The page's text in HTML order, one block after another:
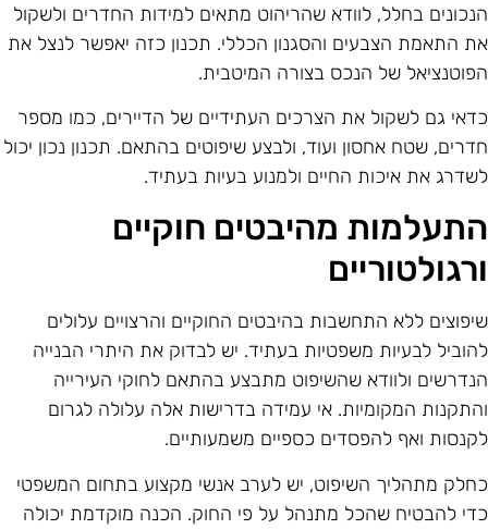
בחלל, לוודא שהריהוט מתאים למידות החדרים ולשקול
התאמת הצבעים והסגנון הכללי. תכנון כזה יאפשר לנצל את
של הנכס בצורה המיטבית.
גם לשקול את הצרכים העתידיים של הדיירים, כמו מספר
שטח אחסון ועוד, ולבצע שיפוטים בהתאם. תכנון נכון יכול
את איכות החיים ולמנוע בעיות בעתיד.
מהיבטים חוקיים
ללא התחשבות בהיבטים החוקיים והרצויים עלולים
לבעיות משפטיות בעתיד. יש לבדוק את היתרי הבנייה
ולוודא שהשיפוט מתבצע בהתאם לחוקי העירייה
המקומיות. אי עמידה בדרישות אלה עלולה לגרום
ואף להפסדים כספיים משמעותיים.
מתהליך השיפוט, יש לערב אנשי מקצוע בתחום המשפטי
להבטיח שהכל מתנהל על פי החוק. הכנה מוקדמת יכולה